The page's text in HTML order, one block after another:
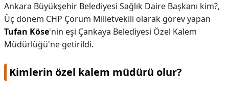
Ankara Büyükşehir Belediyesi Sağlık Daire Başkanı kim?,
Üç dönem CHP Çorum Milletvekili olarak görev yapan
Tufan Köse'nin eşi Çankaya Belediyesi Özel Kalem
Müdürlüğü'ne getirildi.
Kimlerin özel kalem müdürü olur?